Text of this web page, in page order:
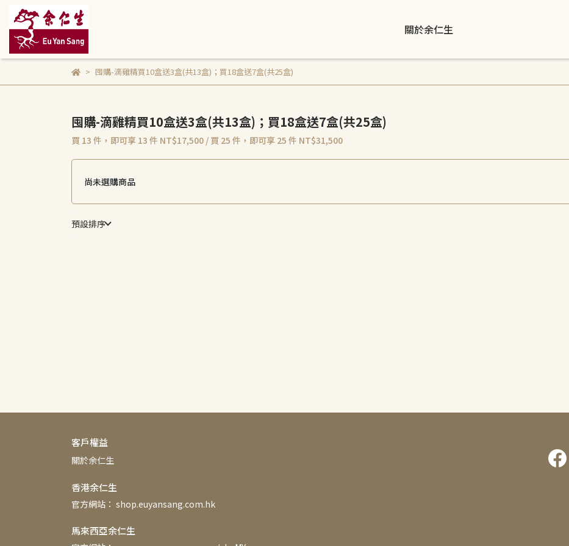
關於余仁生
囤購-滴雞精買10盒送3盒(共13盒)；買18盒送7盒(共25盒)
囤購-滴雞精買10盒送3盒(共13盒)；買18盒送7盒(共25盒)
買 13 件， 即可享 13 件 NT$17,500 / 買 25 件， 即可享 25 件 NT$31,500
尚未選購商品
預設排序
客戶權益
關於余仁生
香港余仁生
官方網站： shop.euyansang.com.hk
馬來西亞余仁生